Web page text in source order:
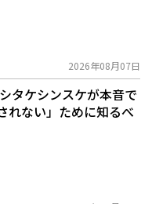
2026年08月07日
タケシンスケが本音で
れない」ために知るべ